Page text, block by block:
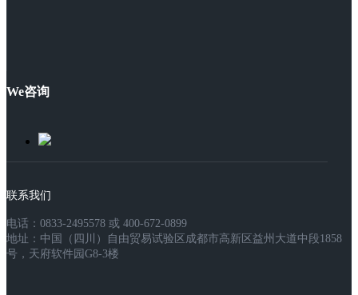
We咨询
联系我们
电话：0833-2495578 或 400-672-0899
地址：中国（四川）自由贸易试验区成都市高新区益州大道中段1858
号，天府软件园G8-3楼